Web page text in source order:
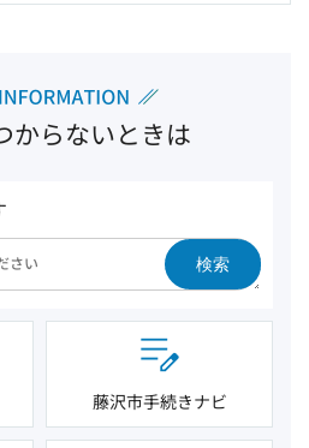
からないときは
検索
藤沢市手続きナビ